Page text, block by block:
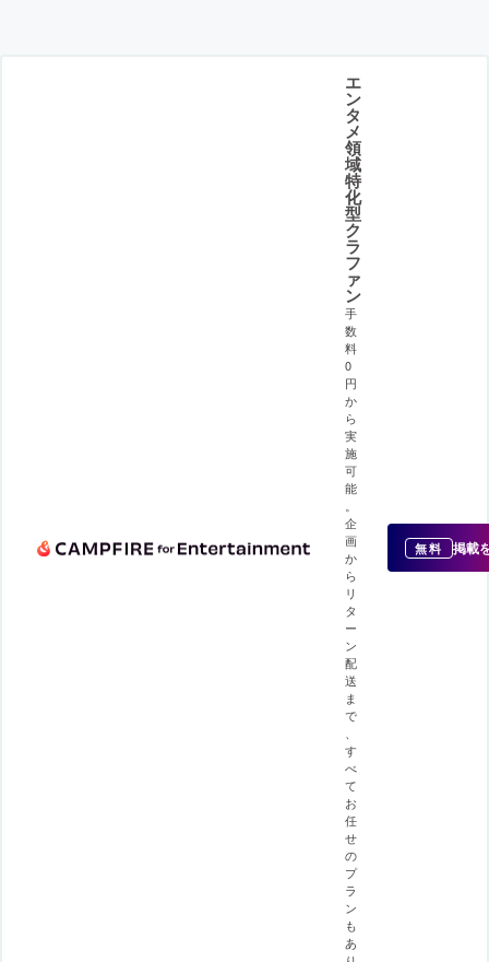
エ
ン
タ
メ
領
域
特
化
型
ク
ラ
フ
ァ
ン
手
数
料
0
円
か
ら
実
施
可
能
。
企
画
か
ら
リ
タ
ー
ン
配
送
ま
で
、
す
べ
て
お
任
せ
の
プ
ラ
ン
も
あ
無料 掲載